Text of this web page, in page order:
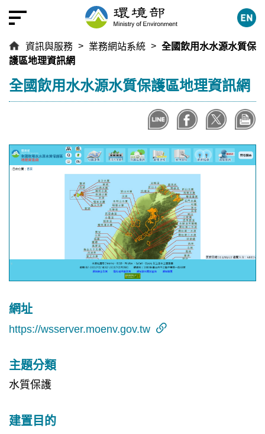
跳
到
要
內
容
區
資訊與服務 業務網站系統
全國飲用水水源水質保
護區地理資訊網
:::
全國飲用水水源水質保護區地理資訊網
網址
https://wsserver.moenv.gov.tw
主題分類
水質保護
建置目的